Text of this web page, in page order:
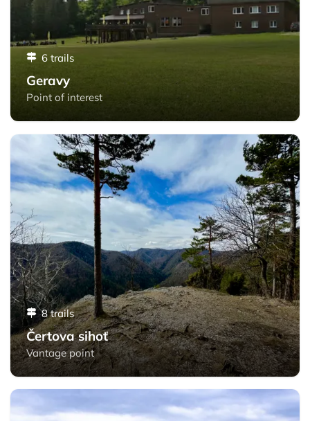
6 trails
Geravy
Point of interest
Čertova sihoť - Slovak Paradise
8 trails
Čertova sihoť
Vantage point
Ihrík - Slovak Paradise